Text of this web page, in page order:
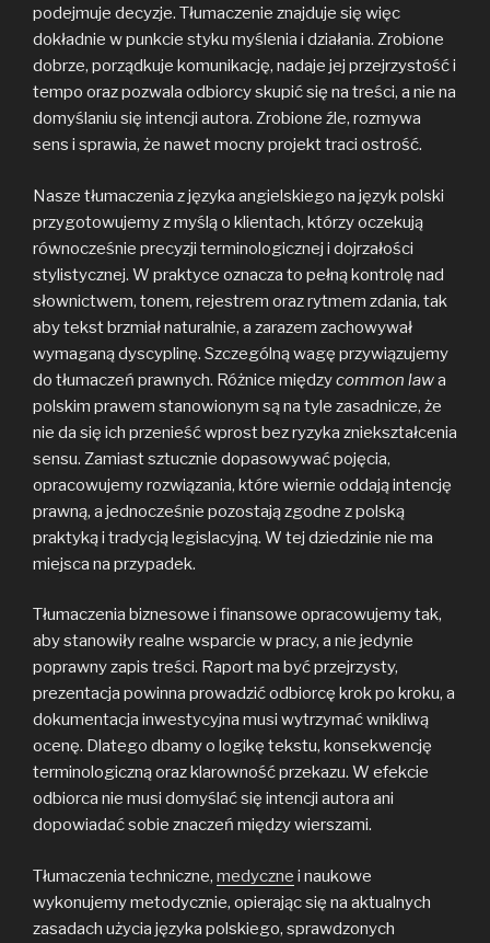
podejmuje decyzje. Tłumaczenie znajduje się więc
dokładnie w punkcie styku myślenia i działania. Zrobione
dobrze, porządkuje komunikację, nadaje jej przejrzystość i
tempo oraz pozwala odbiorcy skupić się na treści, a nie na
domyślaniu się intencji autora. Zrobione źle, rozmywa
sens i sprawia, że nawet mocny projekt traci ostrość.
Nasze tłumaczenia z języka angielskiego na język polski
przygotowujemy z myślą o klientach, którzy oczekują
równocześnie precyzji terminologicznej i dojrzałości
stylistycznej. W praktyce oznacza to pełną kontrolę nad
słownictwem, tonem, rejestrem oraz rytmem zdania, tak
aby tekst brzmiał naturalnie, a zarazem zachowywał
wymaganą dyscyplinę. Szczególną wagę przywiązujemy
do tłumaczeń prawnych. Różnice międzycommon lawa
polskim prawem stanowionym są na tyle zasadnicze, że
nie da się ich przenieść wprost bez ryzyka zniekształcenia
sensu. Zamiast sztucznie dopasowywać pojęcia,
opracowujemy rozwiązania, które wiernie oddają intencję
prawną, a jednocześnie pozostają zgodne z polską
praktyką i tradycją legislacyjną. W tej dziedzinie nie ma
miejsca na przypadek.
Tłumaczenia biznesowe i finansowe opracowujemy tak,
aby stanowiły realne wsparcie w pracy, a nie jedynie
poprawny zapis treści. Raport ma być przejrzysty,
prezentacja powinna prowadzić odbiorcę krok po kroku, a
dokumentacja inwestycyjna musi wytrzymać wnikliwą
ocenę. Dlatego dbamy o logikę tekstu, konsekwencję
terminologiczną oraz klarowność przekazu. W efekcie
odbiorca nie musi domyślać się intencji autora ani
dopowiadać sobie znaczeń między wierszami.
Tłumaczenia techniczne, medyczne i naukowe
wykonujemy metodycznie, opierając się na aktualnych
zasadach użycia języka polskiego, sprawdzonych